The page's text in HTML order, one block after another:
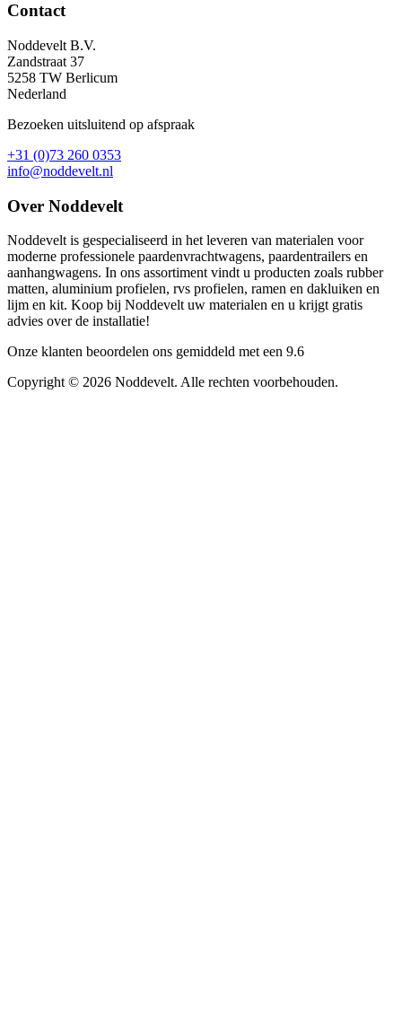
Contact
Noddevelt B.V.
Zandstraat 37
5258 TW Berlicum
Nederland
Bezoeken uitsluitend op afspraak
+31 (0)73 260 0353
info@noddevelt.nl
Over Noddevelt
Noddevelt is gespecialiseerd in het leveren van materialen voor
moderne professionele paardenvrachtwagens, paardentrailers en
aanhangwagens. In ons assortiment vindt u producten zoals rubber
matten, aluminium profielen, rvs profielen, ramen en dakluiken en
lijm en kit. Koop bij Noddevelt uw materialen en u krijgt gratis
advies over de installatie!
Onze klanten beoordelen ons gemiddeld met een 9.6
Copyright © 2026 Noddevelt. Alle rechten voorbehouden.